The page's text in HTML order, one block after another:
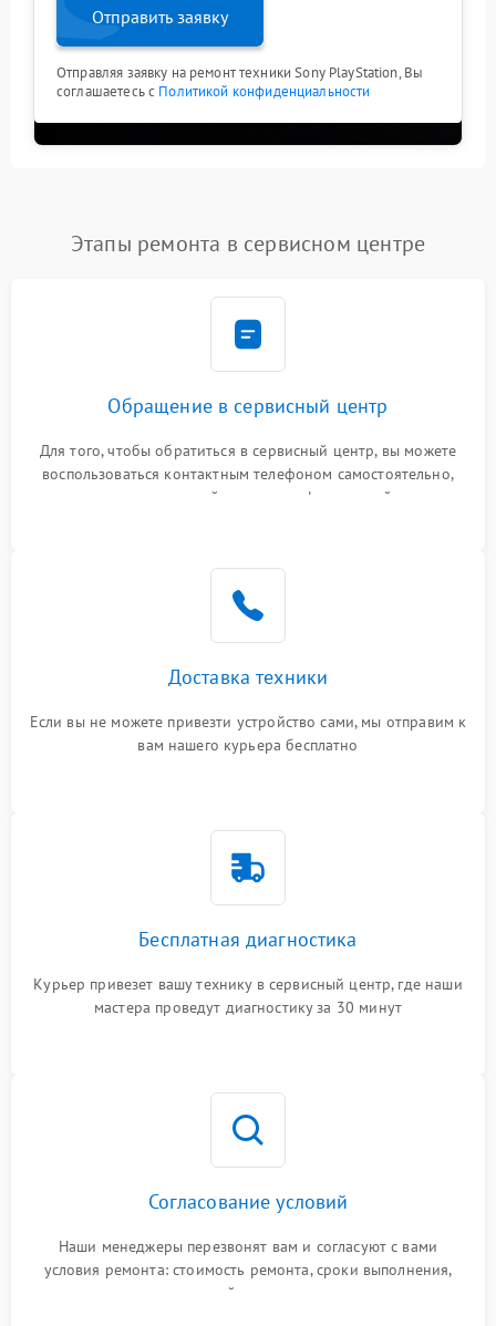
Отправить заявку
Отправляя заявку на ремонт техники Sony PlayStation, Вы
соглашаетесь с Политикой конфиденциальности
Этапы ремонта в сервисном центре
Обращение в сервисный центр
Для того, чтобы обратиться в сервисный центр, вы можете
воспользоваться контактным телефоном самостоятельно,
или оставить свой номер телефона на сайте
Доставка техники
Если вы не можете привезти устройство сами, мы отправим к
вам нашего курьера бесплатно
Бесплатная диагностика
Курьер привезет вашу технику в сервисный центр, где наши
мастера проведут диагностику за 30 минут
Согласование условий
Наши менеджеры перезвонят вам и согласуют с вами
условия ремонта: стоимость ремонта, сроки выполнения,
гарантийные условия